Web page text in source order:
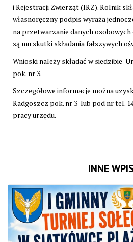
i Rejestracji Zwierząt (IRZ). Rolnik
własnoręczny podpis wyraża
na przetwarzanie danych osobowych
są mu skutki składania fałszywych
Wnioski należy składać w siedzibie
pok. nr 3.
Szczegółowe informacje można
Radgoszcz pok. nr 3 lub pod nr tel.
pracy urzędu.
INNE